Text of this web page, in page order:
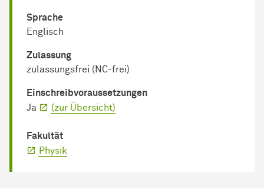
Sprache
Englisch
Zulassung
zulassungsfrei (NC-frei)
Einschreib­voraussetzungen
Ja
(zur Übersicht)
Fakultät
Physik